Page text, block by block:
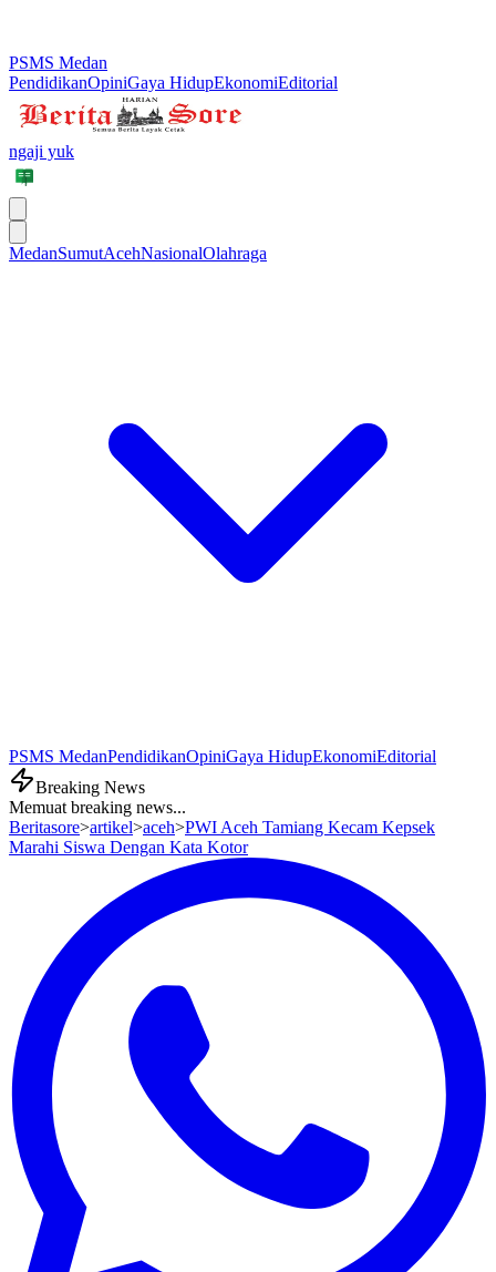
PSMS Medan
PendidikanOpiniGaya HidupEkonomiEditorial
ngaji yuk
MedanSumutAcehNasionalOlahraga
PSMS MedanPendidikanOpiniGaya HidupEkonomiEditorial
Breaking News
Memuat breaking news...
Beritasore>artikel>aceh>PWI Aceh Tamiang Kecam Kepsek
Marahi Siswa Dengan Kata Kotor